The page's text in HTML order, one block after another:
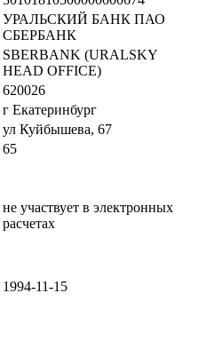
УРАЛЬСКИЙ БАНК ПАО
СБЕРБАНК
SBERBANK (URALSKY
HEAD OFFICE)
620026
г Екатеринбург
ул Куйбышева, 67
65
не участвует в электронных
расчетах
1994-11-15